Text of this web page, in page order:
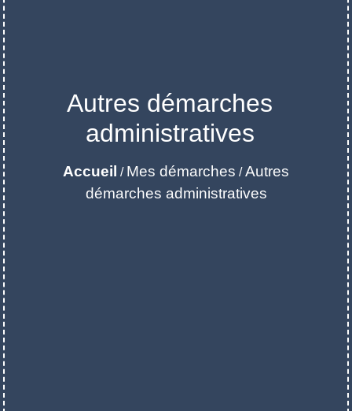
Autres démarches
administratives
Accueil / Mes démarches /Autres
démarches administratives